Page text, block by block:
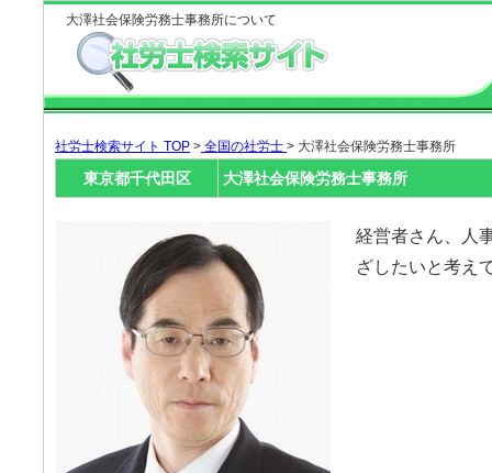
大澤社会保険労務士事務所について
社労士検索サイト TOP > 全国の社労士 > 大澤社会保険労務士事務所
東京都千代田区 大澤社会保険労務士事務所
経営者さん、人
ざしたいと考え